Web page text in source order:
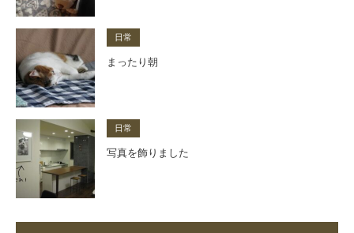
日常
まったり朝
日常
写真を飾りました